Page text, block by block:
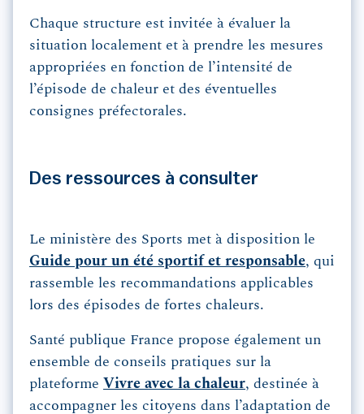
Chaque structure est invitée à évaluer la
situation localement et à prendre les mesures
appropriées en fonction de l’intensité de
l’épisode de chaleur et des éventuelles
consignes préfectorales.
Des ressources à consulter
Le ministère des Sports met à disposition le
Guide pour un été sportif et responsable, qui
rassemble les recommandations applicables
lors des épisodes de fortes chaleurs.
Santé publique France propose également un
ensemble de conseils pratiques sur la
plateforme Vivre avec la chaleur, destinée à
accompagner les citoyens dans l’adaptation de